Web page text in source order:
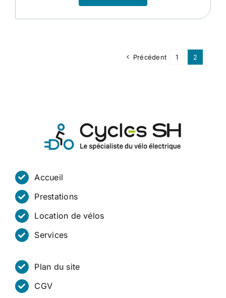
Précédent 1 2
Accueil
Prestations
Location de vélos
Services
Plan du site
CGV